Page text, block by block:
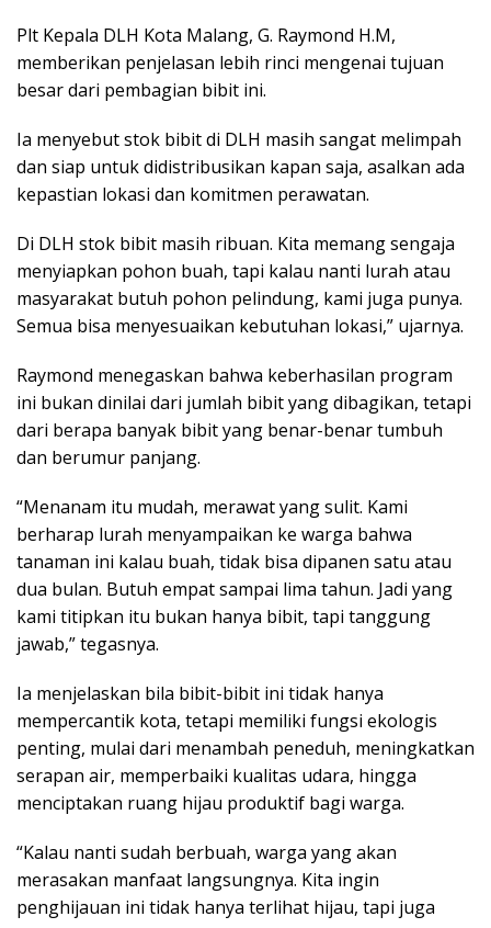
Plt Kepala DLH Kota Malang, G. Raymond H.M,
memberikan penjelasan lebih rinci mengenai tujuan
besar dari pembagian bibit ini.
Ia menyebut stok bibit di DLH masih sangat melimpah
dan siap untuk didistribusikan kapan saja, asalkan ada
kepastian lokasi dan komitmen perawatan.
Di DLH stok bibit masih ribuan. Kita memang sengaja
menyiapkan pohon buah, tapi kalau nanti lurah atau
masyarakat butuh pohon pelindung, kami juga punya.
Semua bisa menyesuaikan kebutuhan lokasi,” ujarnya.
Raymond menegaskan bahwa keberhasilan program
ini bukan dinilai dari jumlah bibit yang dibagikan, tetapi
dari berapa banyak bibit yang benar-benar tumbuh
dan berumur panjang.
“Menanam itu mudah, merawat yang sulit. Kami
berharap lurah menyampaikan ke warga bahwa
tanaman ini kalau buah, tidak bisa dipanen satu atau
dua bulan. Butuh empat sampai lima tahun. Jadi yang
kami titipkan itu bukan hanya bibit, tapi tanggung
jawab,” tegasnya.
Ia menjelaskan bila bibit-bibit ini tidak hanya
mempercantik kota, tetapi memiliki fungsi ekologis
penting, mulai dari menambah peneduh, meningkatkan
serapan air, memperbaiki kualitas udara, hingga
menciptakan ruang hijau produktif bagi warga.
“Kalau nanti sudah berbuah, warga yang akan
merasakan manfaat langsungnya. Kita ingin
penghijauan ini tidak hanya terlihat hijau, tapi juga